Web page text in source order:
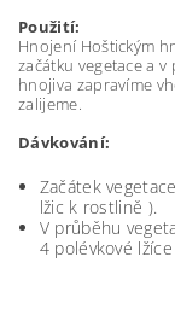
Použití:
Hnojení Hoštickým
začátku vegetace a
hnojiva zapravíme
zalijeme.
Dávkování:
Začátek
lžic k rostlině ).
V průběhu
4 polévkové